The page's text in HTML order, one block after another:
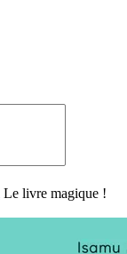
Le livre magique !